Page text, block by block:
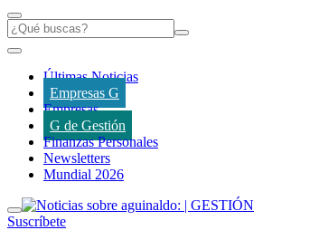
Últimas Noticias
Empresas G
Empresas
G de Gestión
Finanzas Personales
Newsletters
Mundial 2026
Suscríbete